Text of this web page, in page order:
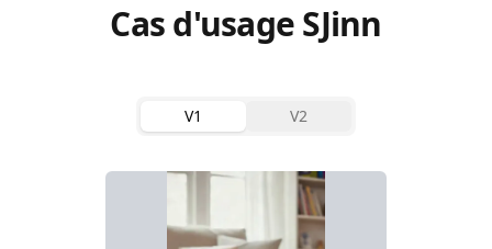
Cas d'usage SJinn
V1 V2